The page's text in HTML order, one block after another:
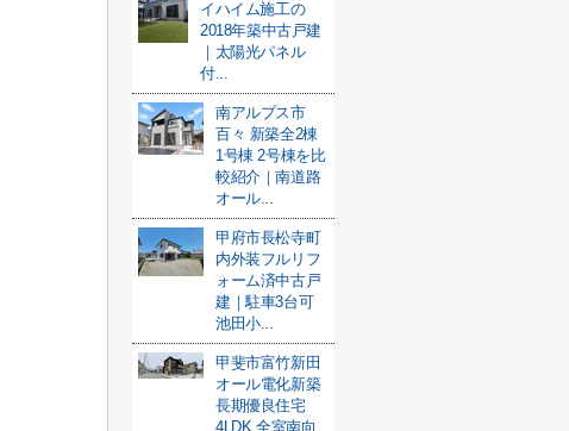
イハイム施工の
2018年築中古戸建
｜太陽光パネル
付...
南アルプス市
百々 新築全2棟
1号棟 2号棟を比
較紹介｜南道路
オール...
甲府市長松寺町
内外装フルリフ
ォーム済中古戸
建｜駐車3台可
池田小...
甲斐市富竹新田
オール電化新築
長期優良住宅
4LDK 全室南向